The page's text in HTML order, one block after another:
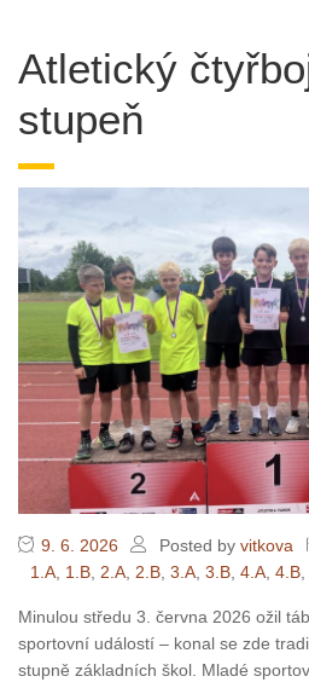
Atletický
stupeň
9. 6. 2026 Posted by vitkova
1.A, 1.B, 2.A, 2.B, 3.A, 3.B, 4.A, 4.B,
Minulou středu 3. června 2026 ožil
sportovní událostí – konal se zde
stupně základních škol. Mladé